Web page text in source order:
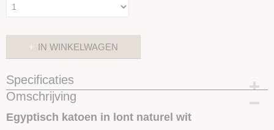
IN WINKELWAGEN
Specificaties
Productcode
Omschrijving
Egyptisch katoen in lont naturel wit